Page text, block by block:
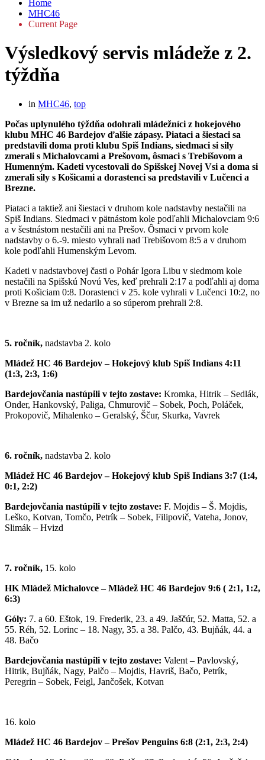
Home
MHC46
Current Page
Výsledkový servis mládeže z 2.
týždňa
in MHC46, top
Počas uplynulého týždňa odohrali mládežníci z hokejového
klubu MHC 46 Bardejov ďalšie zápasy. Piataci a šiestaci sa
predstavili doma proti klubu Spiš Indians, siedmaci si sily
zmerali s Michalovcami a Prešovom, ôsmaci s Trebišovom a
Humenným. Kadeti vycestovali do Spišskej Novej Vsi a doma si
zmerali sily s Košicami a dorastenci sa predstavili v Lučenci a
Brezne.
Piataci a taktiež ani šiestaci v druhom kole nadstavby nestačili na
Spiš Indians. Siedmaci v pätnástom kole podľahli Michalovciam 9:6
a v šestnástom nestačili ani na Prešov. Ôsmaci v prvom kole
nadstavby o 6.-9. miesto vyhrali nad Trebišovom 8:5 a v druhom
kole podľahli Humenským Levom.
Kadeti v nadstavbovej časti o Pohár Igora Libu v siedmom kole
nestačili na Spišskú Novú Ves, keď prehrali 2:17 a podľahli aj doma
proti Košiciam 0:8. Dorastenci v 25. kole vyhrali v Lučenci 10:2, no
v Brezne sa im už nedarilo a so súperom prehrali 2:8.
5. ročník, nadstavba 2. kolo
Mládež HC 46 Bardejov – Hokejový klub Spiš Indians 4:11
(1:3, 2:3, 1:6)
Bardejovčania nastúpili v tejto zostave: Kromka, Hitrik – Sedlák,
Onder, Hankovský, Paliga, Chmurovič – Sobek, Poch, Poláček,
Prokopovič, Mihalenko – Geralský, Ščur, Skurka, Vavrek
6. ročník, nadstavba 2. kolo
Mládež HC 46 Bardejov – Hokejový klub Spiš Indians 3:7 (1:4,
0:1, 2:2)
Bardejovčania nastúpili v tejto zostave: F. Mojdis – Š. Mojdis,
Leško, Kotvan, Tomčo, Petrík – Sobek, Filipovič, Vateha, Jonov,
Slimák – Hvizd
7. ročník, 15. kolo
HK Mládež Michalovce – Mládež HC 46 Bardejov 9:6 ( 2:1, 1:2,
6:3)
Góly: 7. a 60. Eštok, 19. Frederik, 23. a 49. Jaščúr, 52. Matta, 52. a
55. Réh, 52. Lorinc – 18. Nagy, 35. a 38. Palčo, 43. Bujňák, 44. a
48. Bačo
Bardejovčania nastúpili v tejto zostave: Valent – Pavlovský,
Hitrik, Bujňák, Nagy, Palčo – Mojdis, Havriš, Bačo, Petrík,
Peregrin – Sobek, Feigl, Jančošek, Kotvan
16. kolo
Mládež HC 46 Bardejov – Prešov Penguins 6:8 (2:1, 2:3, 2:4)